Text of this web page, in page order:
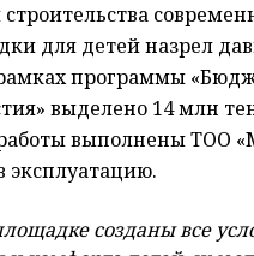
для детей назрел
программы
выделено 14 млн
выполнены ТОО
эксплуатацию.
созданы все